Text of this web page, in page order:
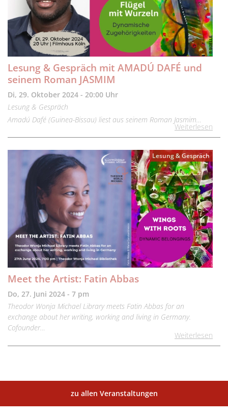
Lesung & Gespräch mit AMADÚ DAFÉ und
seinem Roman JASMIM
Di, 29. Oktober 2024 - 20:00 Uhr
Lesung & Gespräch
Amadú Dafé (Guinea-Bissau) liest aus seinem Roman Jasmim…
Weiterlesen
Lesung & Gespräch
Meet the Artist: Fatin Abbas
Do, 27. Juni 2024 - 7 pm
Theodor Wonja Michael Library meets Fatin Abbas for an
exchange about her writing, working and living in Germany.
Cofounder…
Weiterlesen
zu allen Veranstaltungen